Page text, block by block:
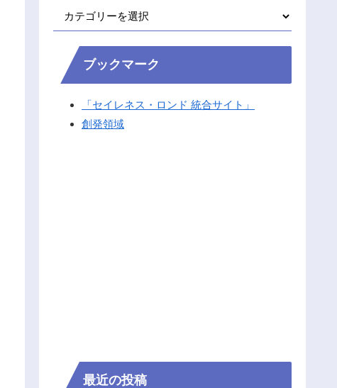
ブックマーク
「セイレネス・ロンド 統合サイト」
創発領域
最近の投稿